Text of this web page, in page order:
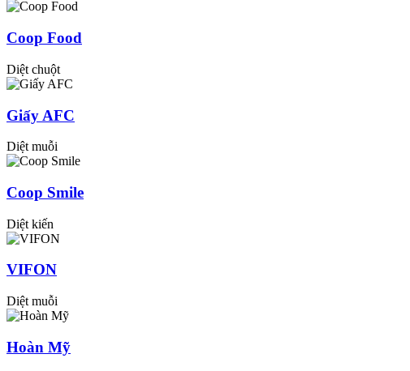
Coop Food
Diệt chuột
Giấy AFC
Diệt muỗi
Coop Smile
Diệt kiến
VIFON
Diệt muỗi
Hoàn Mỹ